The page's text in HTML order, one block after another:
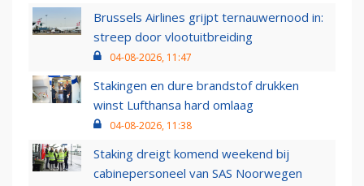
Brussels Airlines grijpt ternauwernood in:
streep door vlootuitbreiding
04-08-2026, 11:47
Stakingen en dure brandstof drukken
winst Lufthansa hard omlaag
04-08-2026, 11:38
Staking dreigt komend weekend bij
cabinepersoneel van SAS Noorwegen